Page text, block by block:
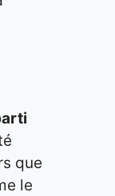
que
le